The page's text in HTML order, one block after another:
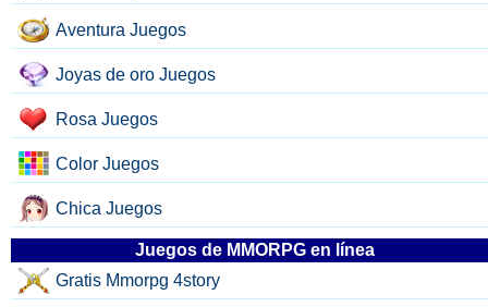
Aventura Juegos
Joyas de oro Juegos
Rosa Juegos
Color Juegos
Chica Juegos
Juegos de MMORPG en línea
Gratis Mmorpg 4story